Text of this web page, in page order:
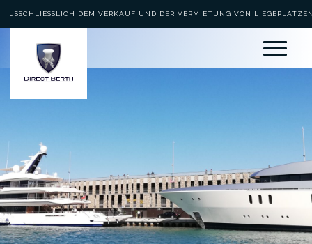
AUSSCHLIESSLICH DEM VERKAUF UND DER VERMIETUNG VON LIEGEPLÄTZEN